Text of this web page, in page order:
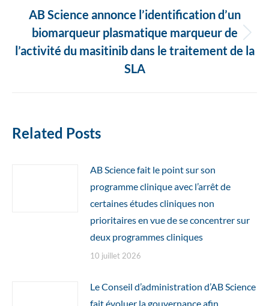
Article
suivant
:
AB Science annonce l’identification d’un
biomarqueur plasmatique marqueur de
l’activité du masitinib dans le traitement de la
SLA
Related Posts
AB Science fait le point sur son
programme clinique avec l’arrêt de
certaines études cliniques non
prioritaires en vue de se concentrer sur
deux programmes cliniques
10 juillet 2026
Le Conseil d’administration d’AB Science
fait évoluer la gouvernance afin